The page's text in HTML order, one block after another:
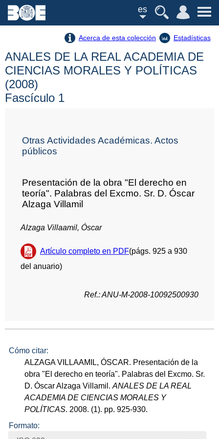
es
Acerca de esta colección Estadísticas
ANALES DE LA REAL ACADEMIA DE
CIENCIAS MORALES Y POLÍTICAS
(2008)
Fascículo 1
Otras Actividades Académicas. Actos
públicos
Presentación de la obra "El derecho en
teoría". Palabras del Excmo. Sr. D. Óscar
Alzaga Villamil
Alzaga Villaamil, Óscar
Artículo completo en PDF(págs. 925 a 930
del anuario)
Ref.: ANU-M-2008-10092500930
Cómo citar:
ALZAGA VILLAAMIL, ÓSCAR. Presentación de la
obra "El derecho en teoría". Palabras del Excmo. Sr.
D. Óscar Alzaga Villamil.ANALES DE LA REAL
ACADEMIA DE CIENCIAS MORALES Y
POLÍTICAS. 2008. (1). pp. 925-930.
Formato: